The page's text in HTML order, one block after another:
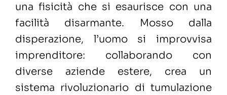
una fisicità che si esaurisce con una
facilità disarmante. Mosso dalla
disperazione, l’uomo si improvvisa
imprenditore: collaborando con
diverse aziende estere, crea un
sistema rivoluzionario di tumulazione